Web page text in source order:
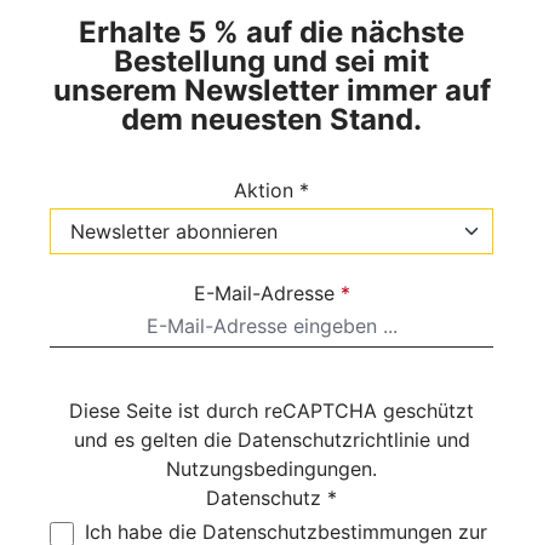
Erhalte 5 % auf die nächste
Bestellung und sei mit
unserem Newsletter immer auf
dem neuesten Stand.
Aktion *
E-Mail-Adresse *
Diese Seite ist durch reCAPTCHA geschützt
und es gelten die Datenschutzrichtlinieund
Nutzungsbedingungen.
Datenschutz *
Ich habe die Datenschutzbestimmungen zur